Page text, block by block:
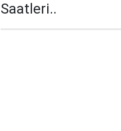
Saatleri..